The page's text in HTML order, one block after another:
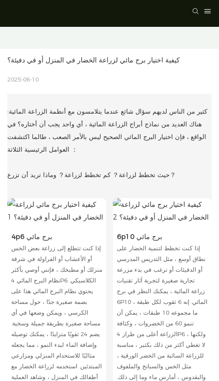
كيفية اختيار برج مائي لزراعة الخضار في المنزل أو في دفيئة؟
2025-06-10
كثير من الناس لديهم سؤال شائع عندما يتلامسون مع أنظمة الزراعة المائية:
هناك العديد من نماذج أبراج الزراعة المائية ، أي واحد يجب أن أختاره؟ في
الواقع ، فإن اختيار البرج المائي الصحيح ليس بالأمر الصعب ، طالما اكتشفت
العوامل الرئيسية الثلاثة ：
حيث تخطط لزراعة？ كم تخطط لزراعة？ وماذا تريد أن تزرع？
4p6 برج مائي
إذا كنت تتطلع إلى زراعة بعض الخس
أو الأعشاب أو الفراولة في شرفة
منزلك أو مطبخك ، فإنني أوصي بأكثر
نظام البرج المائي 4P6 الكلاسيكي.
يحتوي نظام البرج المائي هذا على
بصمة صغيرة جدًا ، حول مساحة
الكرسي ، ويمكن وضعها في أي
مساحة صغيرة بطريقة جميلة وسخية.
يضم 24 ثقوبًا متزايدًا ، يمكنك توصيله
وإضافة الماء لبدء النمو ، مما يجعله
مثاليًا للاستخدام المنزلي ومزارعي
المبتدئين. استخدمه لزراعة الخضار مع
أطفالك في المنزل ، وشاهد العملية
6p10 برج مائي
إذا كنت تخطط لتنمية الخضار على
نطاق أوسع ، مثل التدريس المدرسي
أو الدفيئات أو ترغب في بدء مزرعة
تجارية صغيرة لتجربة آثار تقنيات
زراعة المائية ، يمكنك النظر في برج
6P10 المائي. إنه 6 ثقوب لكل طبقة ،
ما مجموعه 10 طبقات ، يمكن أن
تنمو 60 من الخضروات ، وكثافة
الزراعة أعلى من طراز 4P6 ، ولكنها
لا تغطي أكثر من ذلك بكثير ، مناسبة
للزراعة السائبة من الخضر الورقية ،
مثل الخس والسبانخ والملفوف
والبقدوس ، أمارس ماء وما إلى ذلك.